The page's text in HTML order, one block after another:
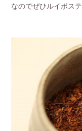
なのでぜひルイボス